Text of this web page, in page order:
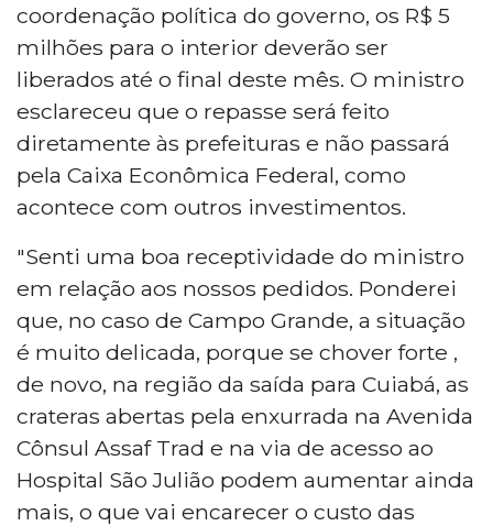
coordenação política do governo, os R$ 5
milhões para o interior deverão ser
liberados até o final deste mês. O ministro
esclareceu que o repasse será feito
diretamente às prefeituras e não passará
pela Caixa Econômica Federal, como
acontece com outros investimentos.
"Senti uma boa receptividade do ministro
em relação aos nossos pedidos. Ponderei
que, no caso de Campo Grande, a situação
é muito delicada, porque se chover forte ,
de novo, na região da saída para Cuiabá, as
crateras abertas pela enxurrada na Avenida
Cônsul Assaf Trad e na via de acesso ao
Hospital São Julião podem aumentar ainda
mais, o que vai encarecer o custo das